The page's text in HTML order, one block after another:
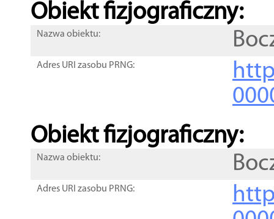
Obiekt fizjograficzny:
Nazwa obiektu:
Adres URI zasobu PRNG:
Obiekt fizjograficzny:
Nazwa obiektu:
Adres URI zasobu PRNG: